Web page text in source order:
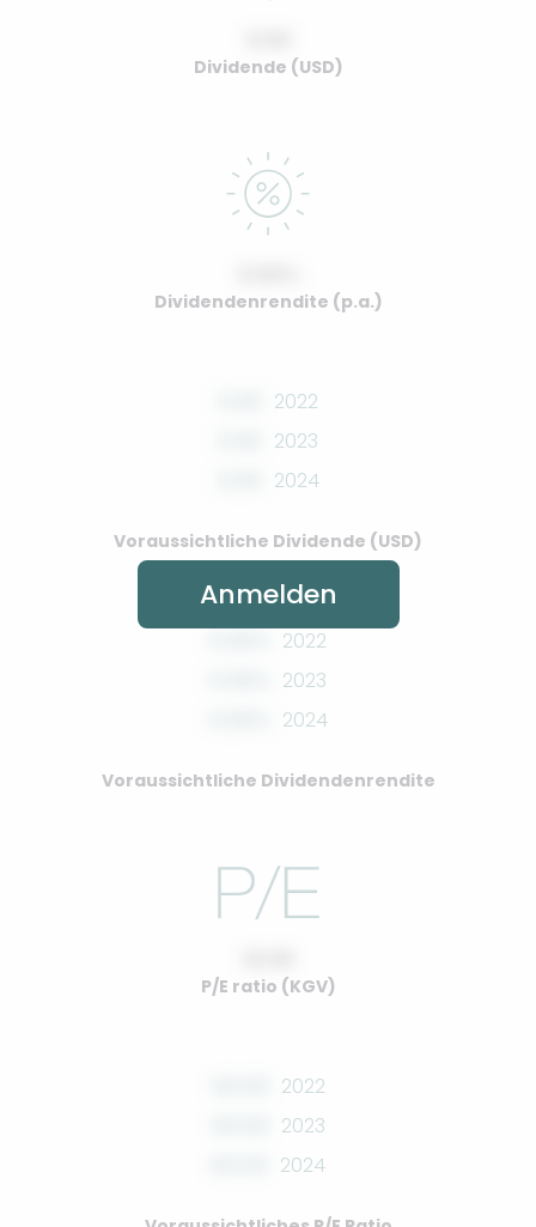
Dividende (USD)
Dividendenrendite (p.a.)
2022
2023
2024
Voraussichtliche Dividende (USD)
2022
2023
2024
Voraussichtliche Dividendenrendite
P/E ratio (KGV)
2022
2023
2024
Anmelden